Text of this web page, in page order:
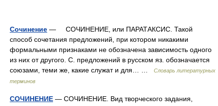
Сочинение — СОЧИНЕНИЕ, или ПАРАТАКСИС. Такой
способ сочетания предложений, при котором никакими
формальными признаками не обозначена зависимость одного
из них от другого. С. предложений в русском яз. обозначается
союзами, теми же, какие служат и для… …
Словарь литературных
терминов
СОЧИНЕНИЕ — СОЧИНЕНИЕ. Вид творческого задания,